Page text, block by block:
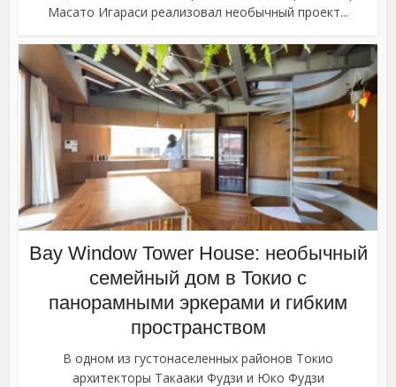
Масато Игараси реализовал необычный проект...
Bay Window Tower House: необычный
семейный дом в Токио с
панорамными эркерами и гибким
пространством
В одном из густонаселенных районов Токио
архитекторы Такааки Фудзи и Юко Фудзи